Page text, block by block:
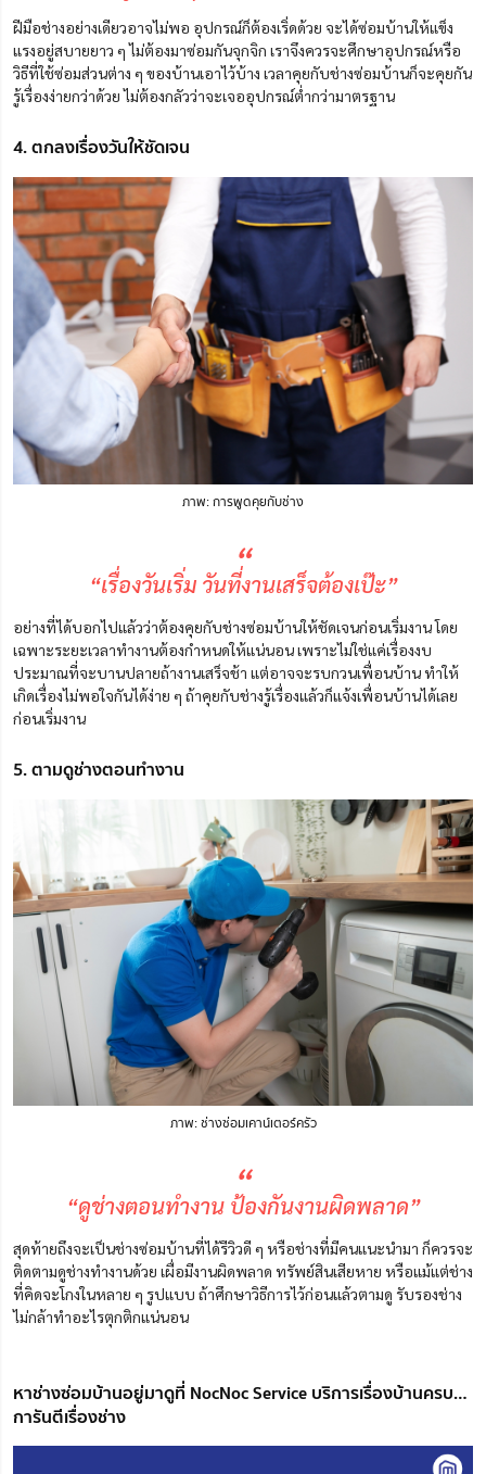
ฝีมือช่างอย่างเดียวอาจไม่พอ อุปกรณ์ก็ต้องเริ่ดด้วย จะได้ซ่อมบ้านให้แข็ง
แรงอยู่สบายยาว ๆ ไม่ต้องมาซ่อมกันจุกจิก เราจึงควรจะศึกษาอุปกรณ์หรือ
วิธีที่ใช้ซ่อมส่วนต่าง ๆ ของบ้านเอาไว้บ้าง เวลาคุยกับช่างซ่อมบ้านก็จะคุยกัน
รู้เรื่องง่ายกว่าด้วย ไม่ต้องกลัวว่าจะเจออุปกรณ์ต่ำกว่ามาตรฐาน
4. ตกลงเรื่องวันให้ชัดเจน
ภาพ: การพูดคุยกับช่าง
“
“เรื่องวันเริ่ม วันที่งานเสร็จต้องเป๊ะ”
อย่างที่ได้บอกไปแล้วว่าต้องคุยกับช่างซ่อมบ้านให้ชัดเจนก่อนเริ่มงาน โดย
เฉพาะระยะเวลาทำงานต้องกำหนดให้แน่นอน เพราะไม่ใช่แค่เรื่องงบ
ประมาณที่จะบานปลายถ้างานเสร็จช้า แต่อาจจะรบกวนเพื่อนบ้าน ทำให้
เกิดเรื่องไม่พอใจกันได้ง่าย ๆ ถ้าคุยกับช่างรู้เรื่องแล้วก็แจ้งเพื่อนบ้านได้เลย
ก่อนเริ่มงาน
5. ตามดูช่างตอนทำงาน
ภาพ: ช่างซ่อมเคาน์เตอร์ครัว
“
“ดูช่างตอนทำงาน ป้องกันงานผิดพลาด”
สุดท้ายถึงจะเป็นช่างซ่อมบ้านที่ได้รีวิวดี ๆ หรือช่างที่มีคนแนะนำมา ก็ควรจะ
ติดตามดูช่างทำงานด้วย เผื่อมีงานผิดพลาด ทรัพย์สินเสียหาย หรือแม้แต่ช่าง
ที่คิดจะโกงในหลาย ๆ รูปแบบ ถ้าศึกษาวิธีการไว้ก่อนแล้วตามดู รับรองช่าง
ไม่กล้าทำอะไรตุกติกแน่นอน
หาช่างซ่อมบ้านอยู่มาดูที่ NocNoc Service บริการเรื่องบ้านครบ…
การันตีเรื่องช่าง